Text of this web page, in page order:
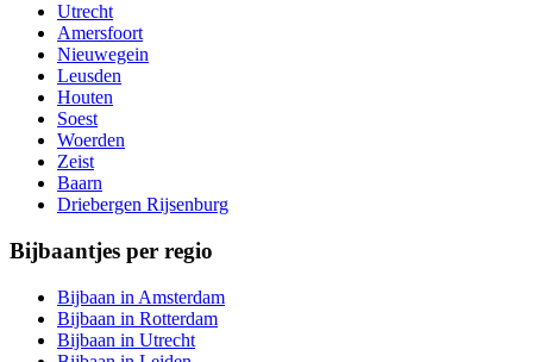
Utrecht
Amersfoort
Nieuwegein
Leusden
Houten
Soest
Woerden
Zeist
Baarn
Driebergen Rijsenburg
Bijbaantjes per regio
Bijbaan in Amsterdam
Bijbaan in Rotterdam
Bijbaan in Utrecht